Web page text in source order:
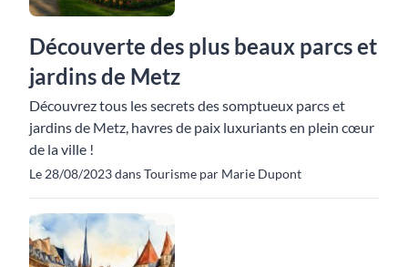
Découverte des plus beaux parcs et
jardins de Metz
Découvrez tous les secrets des somptueux parcs et
jardins de Metz, havres de paix luxuriants en plein cœur
de la ville !
Le 28/08/2023 dans Tourisme par Marie Dupont